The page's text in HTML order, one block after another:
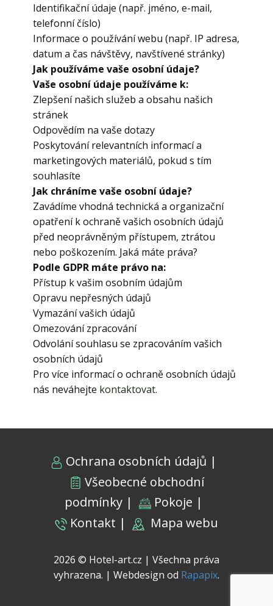
Identifikační údaje (např. jméno, e-mail,
telefonní číslo)
Informace o používání webu (např. IP adresa,
datum a čas návštěvy, navštívené stránky)
Jak používáme vaše osobní údaje?
Vaše osobní údaje používáme k:
Zlepšení našich služeb a obsahu našich
stránek
Odpovědím na vaše dotazy
Poskytování relevantních informací a
marketingových materiálů, pokud s tím
souhlasíte
Jak chráníme vaše osobní údaje?
Zavádíme vhodná technická a organizační
opatření k ochraně vašich osobních údajů
před neoprávněným přístupem, ztrátou
nebo poškozením. Jaká máte práva?
Podle GDPR máte právo na:
Přístup k vašim osobním údajům
Opravu nepřesných údajů
Vymazání vašich údajů
Omezování zpracování
Odvolání souhlasu se zpracováním vašich
osobních údajů
Pro více informací o ochraně osobních údajů
nás neváhejte kontaktovat.
Ochrana osobních údajů |
Všeobecné obchodní
podmínky| ​ Pokoje |
Kontakt | Mapa webu
2026 © Hotel-art.cz | Všechna práva
vyhrazena. | Webdesign od Rapapix.